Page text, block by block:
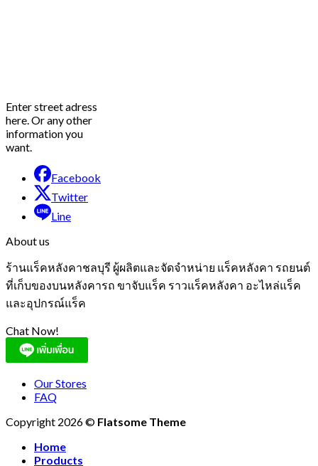
Enter street adress
here. Or any other
information you
want.
Facebook
Twitter
Line
About us
ร้านแร็คหลังคาชลบุรี ผู้ผลิตและจัดจำหน่าย แร็คหลังคา รถยนต์
ที่เก็บของบนหลังคารถ ขาจับแร็ค ราวแร็คหลังคา อะไหล่แร็ค
และอุปกรณ์แร็ค
Chat Now!
Our Stores
FAQ
Copyright 2026 © Flatsome Theme
Home
Products